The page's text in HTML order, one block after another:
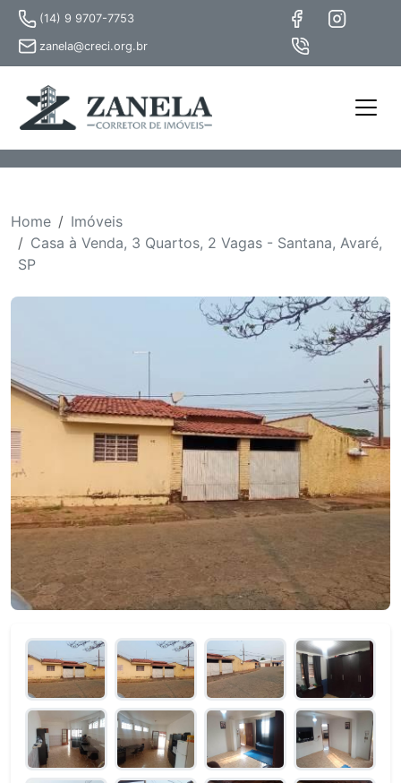
(14) 9 9707-7753
zanela@creci.org.br
Home
Imóveis
Casa à Venda, 3 Quartos, 2 Vagas - Santana, Avaré,
SP